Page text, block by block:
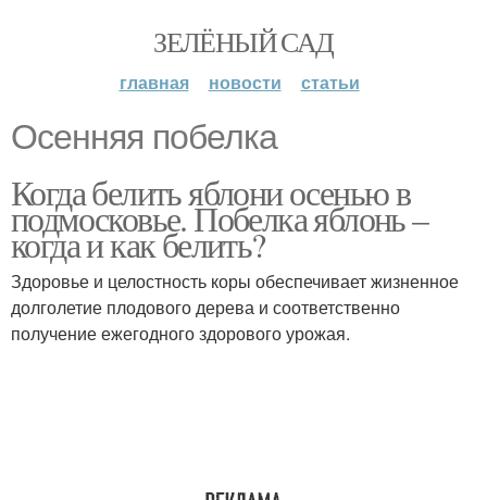
ЗЕЛЁНЫЙ САД
главная новости статьи
Осенняя побелка
Когда белить яблони осенью в
подмосковье. Побелка яблонь –
когда и как белить?
Здоровье и целостность коры обеспечивает жизненное
долголетие плодового дерева и соответственно
получение ежегодного здорового урожая.